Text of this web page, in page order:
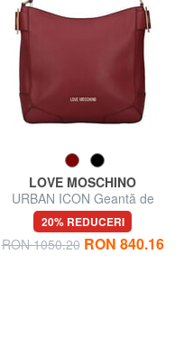
LOVE MOSCHINO
URBAN ICON Geantă de
umăr
20% REDUCERI
RON 1050.20 RON 840.16